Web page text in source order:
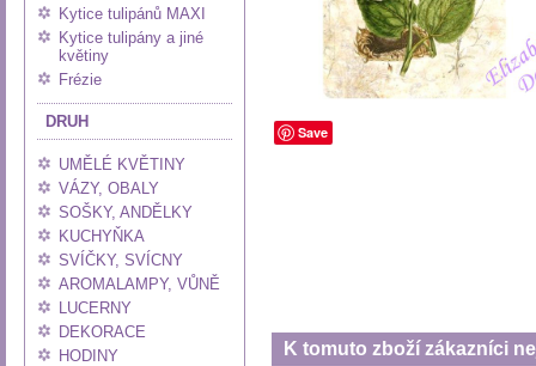
Kytice tulipánů MAXI
Kytice tulipány a jiné
květiny
Frézie
DRUH
UMĚLÉ KVĚTINY
VÁZY, OBALY
SOŠKY, ANDĚLKY
KUCHYŇKA
SVÍČKY, SVÍCNY
AROMALAMPY, VŮNĚ
LUCERNY
DEKORACE
HODINY
Save
K tomuto zboží zákazníci